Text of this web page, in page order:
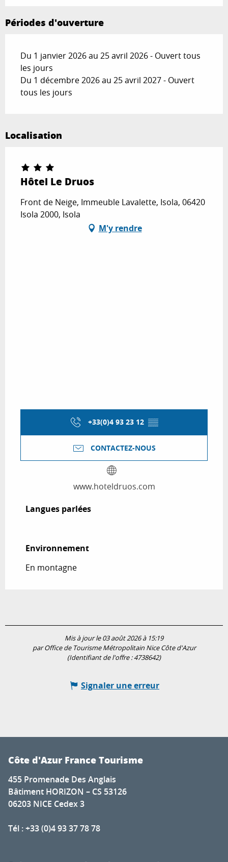
Périodes d'ouverture
Du 1 janvier 2026 au 25 avril 2026 - Ouvert tous
les jours
Du 1 décembre 2026 au 25 avril 2027 - Ouvert
tous les jours
Localisation
Hôtel Le Druos
Front de Neige, Immeuble Lavalette, Isola, 06420
Isola 2000, Isola
M'y rendre
+33(0)4 93 23 12 ▒▒
CONTACTEZ-NOUS
www.hoteldruos.com
Langues parlées
Langues parlées
Environnement
Environnement
En montagne
Mis à jour le 03 août 2026 à 15:19
par Office de Tourisme Métropolitain Nice Côte d'Azur
(Identifiant de l'offre :4738642)
Signaler une erreur
Côte d'Azur France Tourisme
455 Promenade Des Anglais
Bâtiment HORIZON – CS 53126
06203 NICE Cedex 3
Tél : +33 (0)4 93 37 78 78